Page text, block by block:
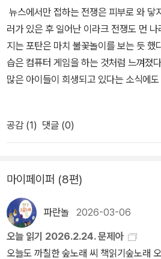
이 대신학 있다는 것뿐.독재자 밑에 붙어
신,저 나라 군인들 밑으로 들어간 자들이
에는 엄마 잃은 아이들과 집을 잃은 사람
고 여전히 멈추지 않는 폭발과 총소리. 전
라고, 정의를 바로 세웠다고 저들은 이야
다는 전쟁의 끝에 이곳 사람들의 삶은
총칼로 쉽사리 불러올 수 있는 성질의 것
군요. 이곳에 전쟁이 있었습니다.이곳
요?지금은 어떻습니까?거기, 그리고 이곳
자란 그 얼마나 가벼운 것인지 돈 따위는
게 외쳤던 10살 때의 감각이 되살아
하세요? 오늘은 어떤 책을 소개해주실 건가요? 이번 주는
을 소개해드리고자 합니다. 혹시 진행자
어본 적 있으세요? 2. 아이들이 보는 그림책이라면 자주 읽어주지
만, 그래서인지 그림책이라는 것은 어린
해왔는데요, 아마 많은 분들이 저처럼 생
려져 있지는 않지만 사실 서점에는 성인
판사 낮은산에서 만들고, 박기범이 쓰고
라는 책입니다. 3. 성인을 위한 그림책이라고 하시니까, 언뜻 생각하
기로는 만화책도 떠오르구요, 미술에 관
데요, 어떤 책인가요? 네, 제가 오늘 소개해드릴 <그 꿈들>이라는
책을 처음 만나게 된 계기부터 말씀드려
는 독재자와 그 집안이 나름의 커넥션이 있
는 부시 만이 아니다. 그 당시 전쟁을 지
수를 한참 넘었다고 한다. 그들 중에는
있었겠지만 정말 독재에 대한 증오로 자
도 꽤나 있었을 것이다. 우리는 전쟁의
넘어가는 상황에서 이미 실제적 이익은
래다. 지금 중요한 것은 북한에 의해 피해
기에 그들은 나쁜 국가라는 수사법이다.
아무런 이익없이 대치하고 있는 것이다.
있을지 모르겠지만 대다수 민중들에게
다. 그럼에도 불구하고 남한의 상당수 민
대응을 요구하고 있다. 명분이나 이데올로기는 중요하다. 미국, 중국,
유럽 등 강대국들이 아프리카에 대놓고
아래에 두면 그 나라의 이웃 나라와 그 이
들까지마음대로 쥐고 흔들 수 있을 거라
드리우기도 합니다. “아주 멋진 일이 될
읽고 있자 남편이 궁금했는지 무슨 책을
고, 나는 읽고 있던 대목을 읽어주었다.
지었다. 전쟁이 한창일 때 나는 무얼 하
있었나 떠올려보니 잘 기억이 나질 않는
에 깊이 젖어들지 못했습니다. -어제 하
군.-시장 한가운데다 로켓포를 쏘았다나
람들까지 다 죽게 하는지.-어차피 이럴 거
해!-이봐요, 무슨 말을 그렇게 하시오?-지
죽었다, 또 몇이 죽었다 하는 저 소리들.-
대도 그렇게 지껄일 수 있겠소?-어서 채
뉴스에서만 접하는 전쟁은 피부로 와 닿
러가 있은 후 일어난 이라크 전쟁도 먼
지는 포탄은 마치 불꽃놀이를 보는 듯 했
습은 컴퓨터 게임을 하는 것처럼 느껴졌
많은 아이들이 희생되고 있다는 소식에
가는 '이라크평화팀'에 참여해 맨몸으로
속에서 사람들을 만나고, 눈물을 흘리는
아이들을 보며 쓴 동화책이다. 작가는 그
국경을 넘었다고 했다. 그곳의 일들을 이
십 년이 지나 썼다고 한다. 전쟁터 사람들
가 번갈아가며 나온다. 곳곳에 강렬한 그
충분했다. 구두닦이 핫싼, 가리드와 행복
이들과 함께 오손도손 사는게 꿈인 무스
공감 (1) 댓글 (0)
마이페이퍼 (8편)
파란놀 2026-03-06
오늘 읽기 2026.2.24. 문제아
오늘도 까칠한 숲노래 씨 책읽기숲노래